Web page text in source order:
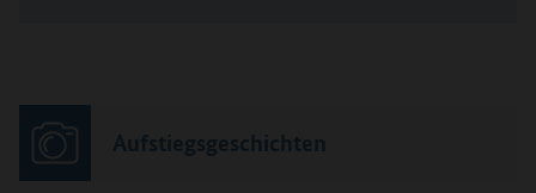
Aufstiegsgeschichten